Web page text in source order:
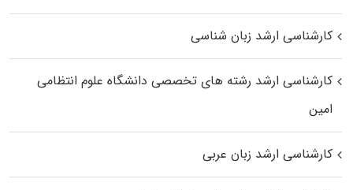
کارشناسی ارشد زبان شناسی
کارشناسی ارشد رﺷﺘﻪ ﻫﺎی تخصصی داﻧﺸﮕﺎه ﻋﻠﻮم انتظامی
اﻣﻴﻦ
کارشناسی ارشد زبان عربی